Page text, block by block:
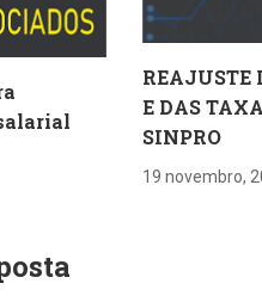
REAJUSTE
E DAS
SINPRO
19 novembro,